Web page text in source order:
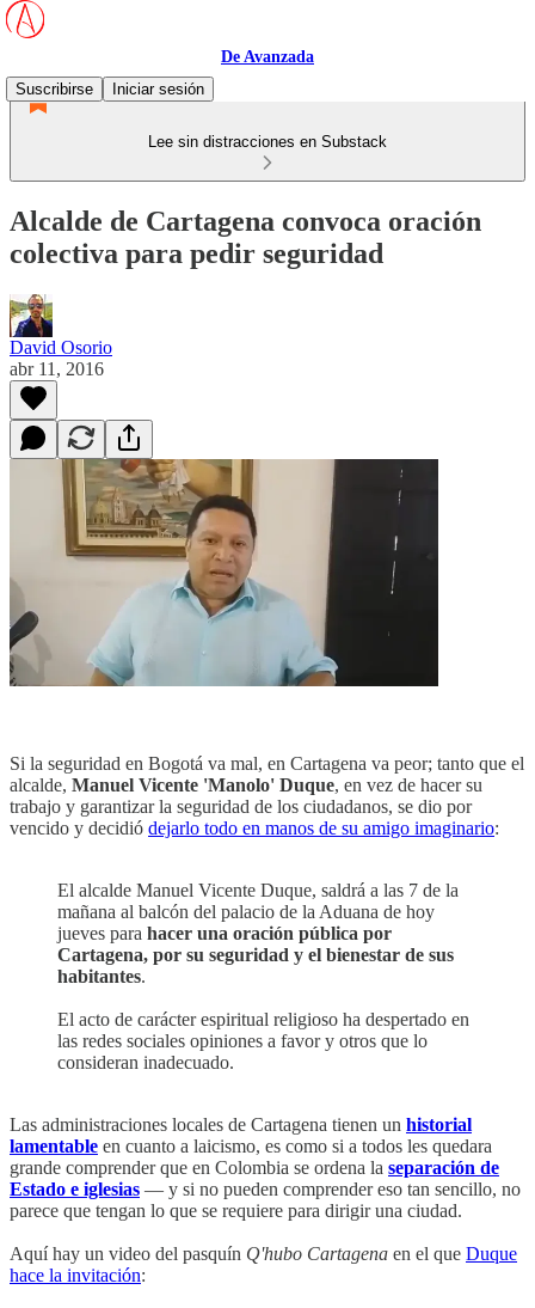
De Avanzada
Suscribirse
Iniciar sesión
Lee sin distracciones en Substack
Alcalde de Cartagena convoca oración
colectiva para pedir seguridad
David Osorio
abr 11, 2016
Si la seguridad en Bogotá va mal, en Cartagena va peor; tanto que el
alcalde, Manuel Vicente 'Manolo' Duque, en vez de hacer su
trabajo y garantizar la seguridad de los ciudadanos, se dio por
vencido y decidió dejarlo todo en manos de su amigo imaginario:
El alcalde Manuel Vicente Duque, saldrá a las 7 de la
mañana al balcón del palacio de la Aduana de hoy
jueves para hacer una oración pública por
Cartagena, por su seguridad y el bienestar de sus
habitantes.
El acto de carácter espiritual religioso ha despertado en
las redes sociales opiniones a favor y otros que lo
consideran inadecuado.
Las administraciones locales de Cartagena tienen un historial
lamentable en cuanto a laicismo, es como si a todos les quedara
grande comprender que en Colombia se ordena la separación de
Estado e iglesias — y si no pueden comprender eso tan sencillo, no
parece que tengan lo que se requiere para dirigir una ciudad.
Aquí hay un video del pasquín Q'hubo Cartagena en el que Duque
hace la invitación: